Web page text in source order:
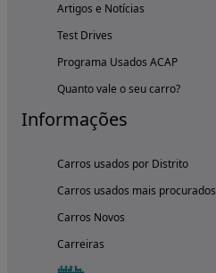
Artigos e Notícias
Test Drives
Programa Usados ACAP
Quanto vale o seu carro?
Informações
Carros usados por Distrito
Carros usados mais procurados
Carros Novos
Carreiras